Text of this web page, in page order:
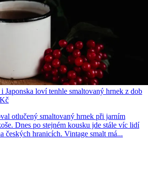
i Japonska loví tenhle smaltovaný hrnek z dob
otlučený smaltovaný hrnek při jarním
Dnes po stejném kousku jde stále víc lidí
českých hranicích. Vintage smalt má...